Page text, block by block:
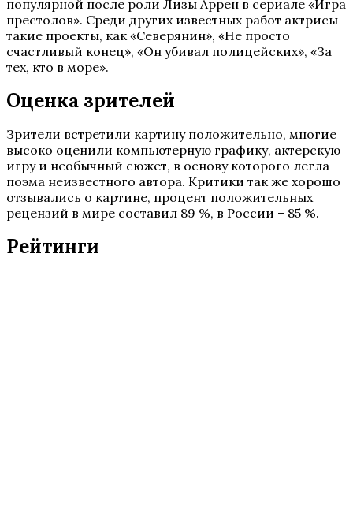
популярной после роли Лизы Аррен в сериале «Игра
престолов». Среди других известных работ актрисы
такие проекты, как «Северянин», «Не просто
счастливый конец», «Он убивал полицейских», «За
тех, кто в море».
Оценка зрителей
Зрители встретили картину положительно, многие
высоко оценили компьютерную графику, актерскую
игру и необычный сюжет, в основу которого легла
поэма неизвестного автора. Критики так же хорошо
отзывались о картине, процент положительных
рецензий в мире составил 89 %, в России – 85 %.
Рейтинги